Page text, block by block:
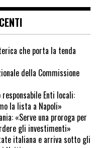
che porta la tenda
della Commissione
Enti locali:
la lista a Napoli»
«Serve una proroga per
gli investimenti»
italiana e arriva sotto gli